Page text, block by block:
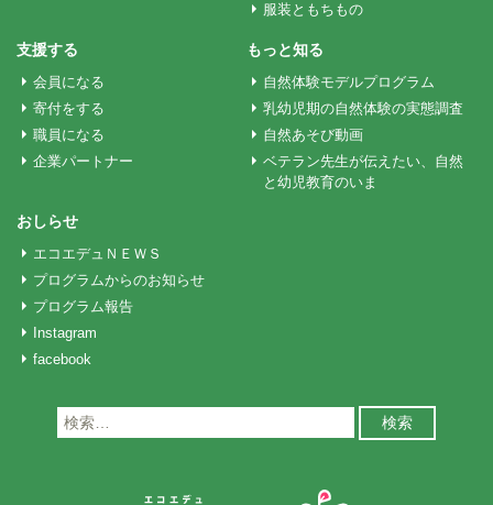
ョ
ン
服装ともちもの
支援する
会員になる
寄付をする
職員になる
企業パートナー
もっと知る
自然体験モデルプログラム
乳幼児期の自然体験の実態調査
自然あそび動画
ベテラン先生が伝えたい、自然
と幼児教育のいま
おしらせ
エコエデュＮＥＷＳ
プログラムからのお知らせ
プログラム報告
Instagram
facebook
検
索: